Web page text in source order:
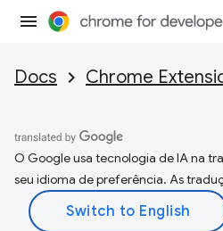
Docs Chrome
O Google usa tecnologia de IA na
seu idioma de preferência. As